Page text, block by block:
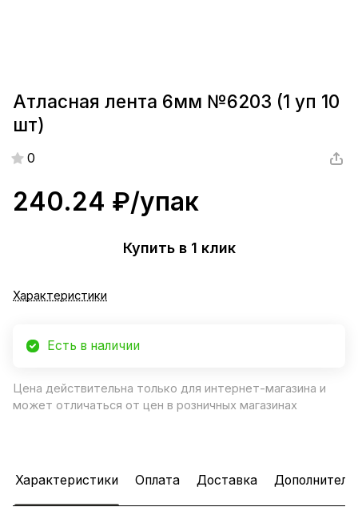
Атласная лента 6мм №6203 (1 уп 10
шт)
0
240.24 ₽/упак
Купить в 1 клик
Характеристики
Есть в наличии
Цена действительна только для интернет-магазина и
может отличаться от цен в розничных магазинах
Характеристики Оплата Доставка